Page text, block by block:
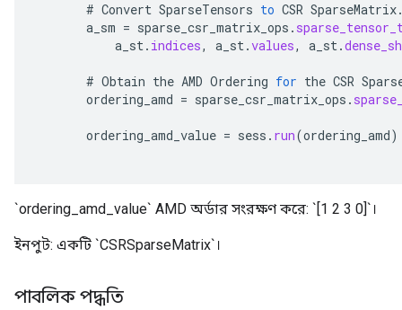
# Convert SparseTensors to CSR SparseMatrix
a_sm = sparse_csr_matrix_ops .
a_st. indices, a_st.values, a_st.
# Obtain the AMD Ordering for the CSR
ordering_amd = sparse_csr_matrix_ops .
ordering_amd_value = sess . run(ordering_amd)
`ordering_amd_value` AMD অর্ডার সংরক্ষণ করে: `[1 2 3 0]`।
ইনপুট: একটি `CSRSparseMatrix`।
পাবলিক পদ্ধতি